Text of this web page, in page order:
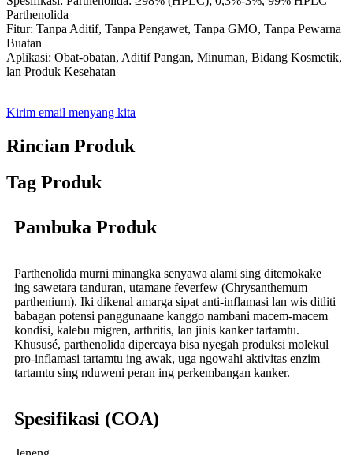
Parthenolida
Fitur: Tanpa Aditif, Tanpa Pengawet, Tanpa GMO, Tanpa Pewarna
Buatan
Aplikasi: Obat-obatan, Aditif Pangan, Minuman, Bidang Kosmetik,
lan Produk Kesehatan
Kirim email menyang kita
Rincian Produk
Tag Produk
Pambuka Produk
Parthenolida murni minangka senyawa alami sing ditemokake
ing sawetara tanduran, utamane feverfew (Chrysanthemum
parthenium). Iki dikenal amarga sipat anti-inflamasi lan wis ditliti
babagan potensi panggunaane kanggo nambani macem-macem
kondisi, kalebu migren, arthritis, lan jinis kanker tartamtu.
Khususé, parthenolida dipercaya bisa nyegah produksi molekul
pro-inflamasi tartamtu ing awak, uga ngowahi aktivitas enzim
tartamtu sing nduweni peran ing perkembangan kanker.
Spesifikasi (COA)